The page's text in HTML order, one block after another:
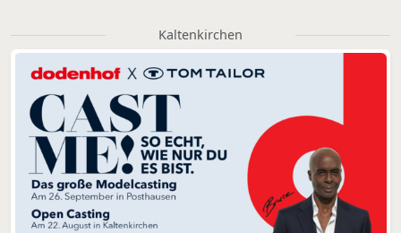
Kaltenkirchen